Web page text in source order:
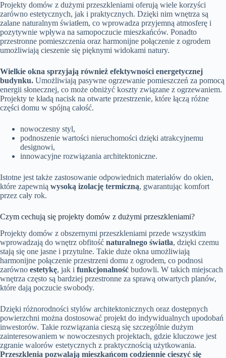
Projekty domów z dużymi przeszkleniami oferują wiele korzyści
zarówno estetycznych, jak i praktycznych. Dzięki nim wnętrza są
zalane naturalnym światłem, co wprowadza przyjemną atmosferę i
pozytywnie wpływa na samopoczucie mieszkańców. Ponadto
przestronne pomieszczenia oraz harmonijne połączenie z ogrodem
umożliwiają cieszenie się pięknymi widokami natury.
Wielkie okna sprzyjają również efektywności energetycznej
budynku. Umożliwiają pasywne ogrzewanie pomieszczeń za pomocą
energii słonecznej, co może obniżyć koszty związane z ogrzewaniem.
Projekty te kładą nacisk na otwarte przestrzenie, które łączą różne
części domu w spójną całość.
nowoczesny styl,
podnoszenie wartości nieruchomości dzięki atrakcyjnemu
designowi,
innowacyjne rozwiązania architektoniczne.
Istotne jest także zastosowanie odpowiednich materiałów do okien,
które zapewnią wysoką izolację termiczną, gwarantując komfort
przez cały rok.
Czym cechują się projekty domów z dużymi przeszkleniami?
Projekty domów z obszernymi przeszkleniami przede wszystkim
wprowadzają do wnętrz obfitość naturalnego światła, dzięki czemu
stają się one jasne i przytulne. Takie duże okna umożliwiają
harmonijne połączenie przestrzeni domu z ogrodem, co podnosi
zarówno estetykę, jak i funkcjonalność budowli. W takich miejscach
wnętrza często są bardziej przestronne za sprawą otwartych planów,
które dają poczucie swobody.
Dzięki różnorodności stylów architektonicznych oraz dostępnych
powierzchni można dostosować projekt do indywidualnych upodobań
inwestorów. Takie rozwiązania cieszą się szczególnie dużym
zainteresowaniem w nowoczesnych projektach, gdzie kluczowe jest
zgranie walorów estetycznych z praktycznością użytkowania.
Przeszklenia pozwalają mieszkańcom codziennie cieszyć się